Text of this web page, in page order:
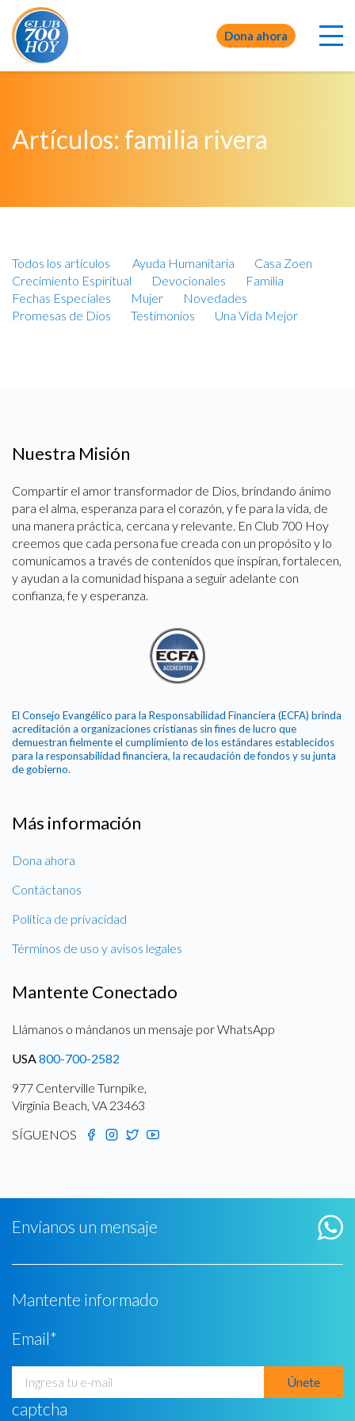
Dona ahora
Artículos: familia rivera
Todos los artículos Ayuda Humanitaria
Casa Zoen
Crecimiento Espiritual
Devocionales
Familia
Fechas Especiales
Mujer
Novedades
Promesas de Dios
Testimonios Una Vida Mejor
Nuestra Misión
Compartir el amor transformador de Dios, brindando ánimo
para el alma, esperanza para el corazón, y fe para la vida, de
una manera práctica, cercana y relevante. En Club 700 Hoy
creemos que cada persona fue creada con un propósito y lo
comunicamos a través de contenidos que inspiran, fortalecen,
y ayudan a la comunidad hispana a seguir adelante con
confianza, fe y esperanza.
El Consejo Evangélico para la Responsabilidad Financiera (ECFA) brinda
acreditación a organizaciones cristianas sin fines de lucro que
demuestran fielmente el cumplimiento de los estándares establecidos
para la responsabilidad financiera, la recaudación de fondos y su junta
de gobierno.
Más información
Dona ahora
Contáctanos
Política de privacidad
Términos de uso y avisos legales
Mantente Conectado
Llámanos o mándanos un mensaje por WhatsApp
USA800-700-2582
977 Centerville Turnpike,
Virginia Beach, VA 23463
SÍGUENOS
Envíanos un mensaje
Mantente informado
Email*
captcha